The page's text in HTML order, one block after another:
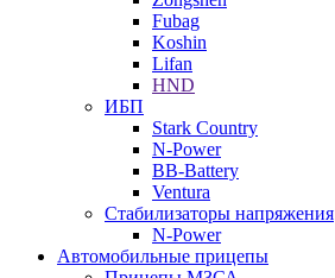
Fubag
Koshin
Lifan
HND
ИБП
Stark Country
N-Power
BB-Battery
Ventura
Стабилизаторы напряжения
N-Power
Автомобильные прицепы